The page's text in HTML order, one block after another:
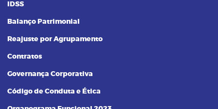
IDSS
Balanço Patrimonial
Reajuste por Agrupamento
Contratos
Governança Corporativa
Código de Conduta e Ética